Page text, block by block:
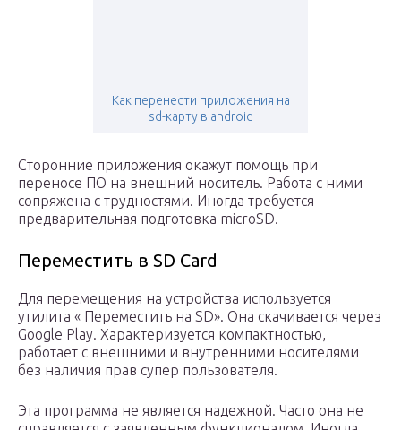
Как перенести приложения на
sd-карту в android
Сторонние приложения окажут помощь при
переносе ПО на внешний носитель. Работа с ними
сопряжена с трудностями. Иногда требуется
предварительная подготовка microSD.
Переместить в SD Card
Для перемещения на устройства используется
утилита « Переместить на SD». Она скачивается через
Google Play. Характеризуется компактностью,
работает с внешними и внутренними носителями
без наличия прав супер пользователя.
Эта программа не является надежной. Часто она не